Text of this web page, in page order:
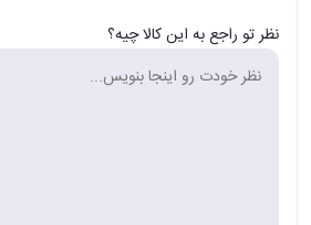
نظر تو راجع به این کالا چیه؟